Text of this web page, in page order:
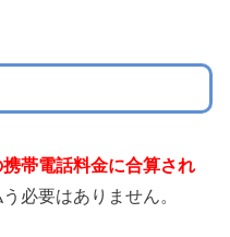
帯電話料金に合算され
必要はありません。